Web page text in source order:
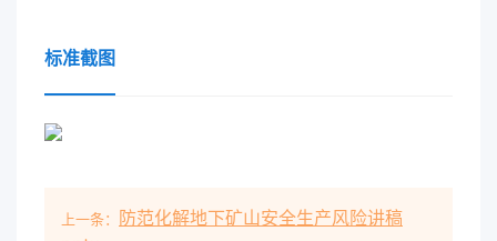
标准截图
上一条：
防范化解地下矿山安全生产风险讲稿